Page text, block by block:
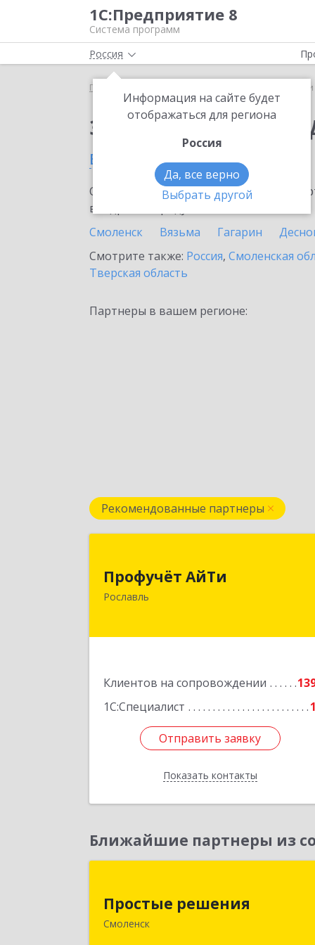
1С:Предприятие 8
Система программ
Россия
Информация на сайте будет
отображаться для региона
Россия
Да, все верно
Выбрать другой
Главная 1С-
Заказать 1С-Чеки
в Рославле
Ознакомьтесь с информационными
внедрение продукта.
Смоленск
Вязьма Гагарин
Смотрите также: Россия, Смоленская
Тверская область
Партнеры в вашем регионе:
Рекомендованные партнеры
Профучёт АйТи
Рославль
Клиентов на сопровождении
1С:Специалист
1
Отправить заявку
Показать контакты
Отправить заявку
Назад
Ближайшие партнеры из
Простые решения
Смоленск
214015, Смоленская обл, Смоленск г,
Большая Краснофлотская ул, дом №